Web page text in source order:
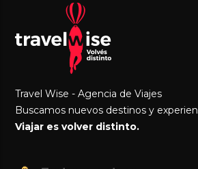
Travel Wise - Agencia de Viajes
Buscamos nuevos destinos y
Viajar es volver distinto.